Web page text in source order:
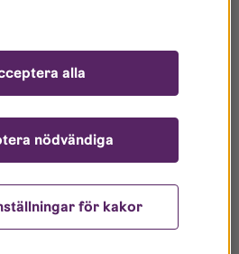
för kakor
nödvändiga
alla